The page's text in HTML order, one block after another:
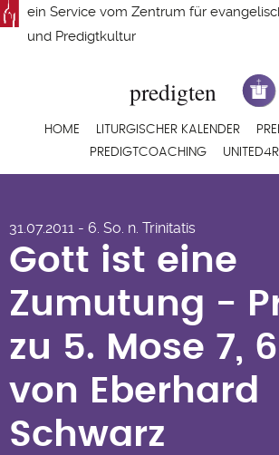
Direkt
zum
ein Service vom Zentrum für
und Predigtkultur
Hauptnavigation
HOME LITURGISCHER KALENDER
PREDIGTCOACHING
Zumutung -
zu 5. Mose 7,
von Eberhard
Schwarz
31.07.2011 - 6. So. n. Trinitatis
Gott ist eine
Zumutung -
zu 5. Mose 7,
von Eberhard
Schwarz